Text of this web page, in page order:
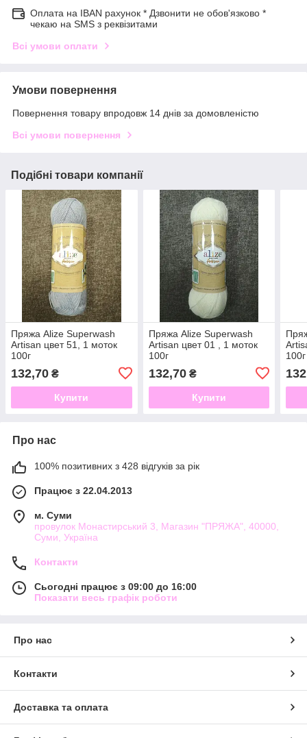
Оплата на IBAN рахунок * Дзвонити не обов'язково *
чекаю на SMS з реквізитами
Всі умови оплати
Умови повернення
Повернення товару впродовж 14 днів за домовленістю
Всі умови повернення
Подібні товари компанії
Пряжа Alize Superwash
Artisan цвет 51, 1 моток
100г
132,70 ₴
Купити
Пряжа Alize Superwash
Artisan цвет 01 , 1 моток
100г
132,70₴
Купити
100г
Про нас
100% позитивних з 428 відгуків за рік
Працює з 22.04.2013
м. Суми
провулок Монастирський 3, Магазин "ПРЯЖА", 40000,
Суми, Україна
Контакти
Сьогодні працює з 09:00 до 16:00
Показати весь графік роботи
Про нас
Контакти
Доставка та оплата